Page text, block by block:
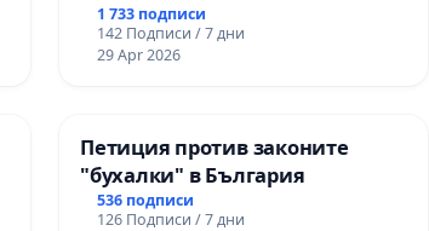
1 733 подписи
142 Подписи / 7 дни
29 Apr 2026
Петиция против законите
"бухалки" в България
536 подписи
126 Подписи / 7 дни